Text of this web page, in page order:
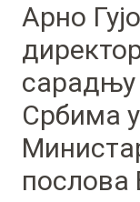
Арно
сарадњу
Србима
послова